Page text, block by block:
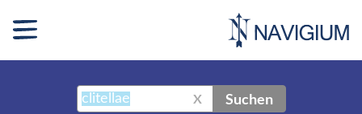
X Suchen